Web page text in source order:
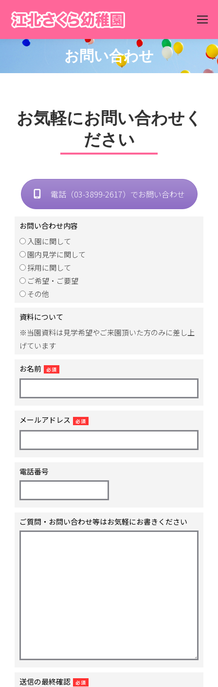
お問い合わせ
You are here:
お気軽にお問い合わせく
ださい
電話（03-3899-2617）でお問い合わせ
お問い合わせ内容
入園に関して
園内見学に関して
採用に関して
ご希望・ご要望
その他
資料について
※当園資料は見学希望やご来園頂いた方のみに差し上
げています
お名前 必須
メールアドレス 必須
電話番号
ご質問・お問い合わせ等はお気軽にお書きください
送信の最終確認 必須